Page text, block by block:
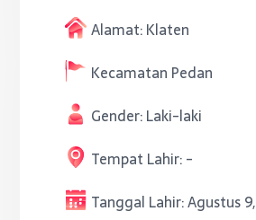
Alamat:Klaten
Kecamatan Pedan
Gender:Laki-laki
Tempat Lahir:-
Tanggal Lahir:Agustus